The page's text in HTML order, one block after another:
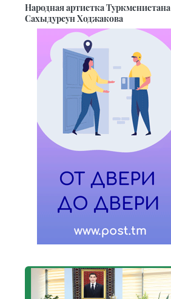
Народная артистка Туркменистана
Сахыдурсун Ходжакова